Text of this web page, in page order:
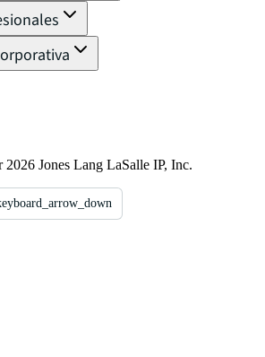
2026 Jones Lang LaSalle IP, Inc.